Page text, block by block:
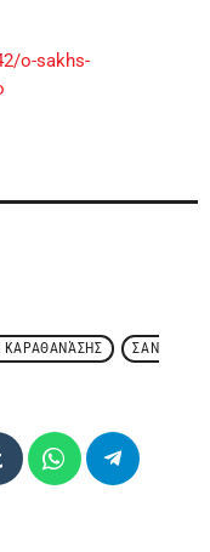
o-sakhs-
ΚΑΡΑΘΑΝΆΣΗΣ
ΣΑΝ